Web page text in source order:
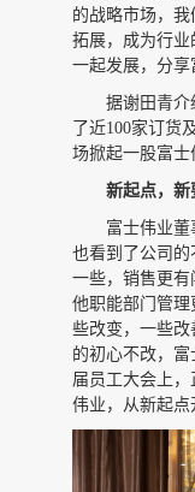
的战略市场，
拓展，成为行
一起发展，分享
据谢田青介
了近100家订货
场掀起一股富士
新起点，新
富士伟业
也看到了公司
一些，销售更
他职能部门管
些改变，一些改
的初心不改，
届员工大会上
伟业，从新起点